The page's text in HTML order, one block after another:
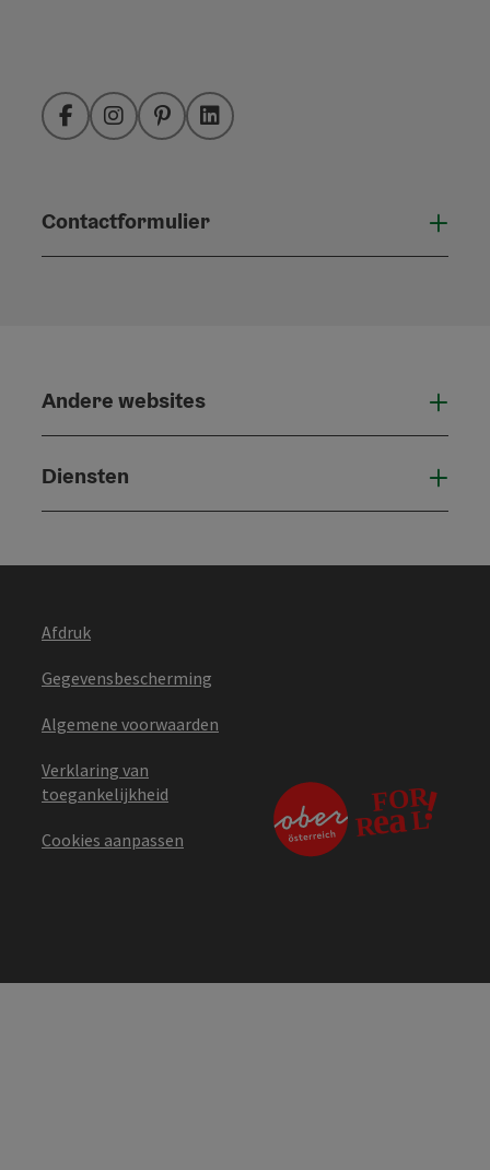
FacebookInstagramPinterestLinkedIn
Contactformulier
Andere websites
Diensten
Afdruk
Gegevensbescherming
Algemene voorwaarden
Verklaring van
toegankelijkheid
Cookies aanpassen